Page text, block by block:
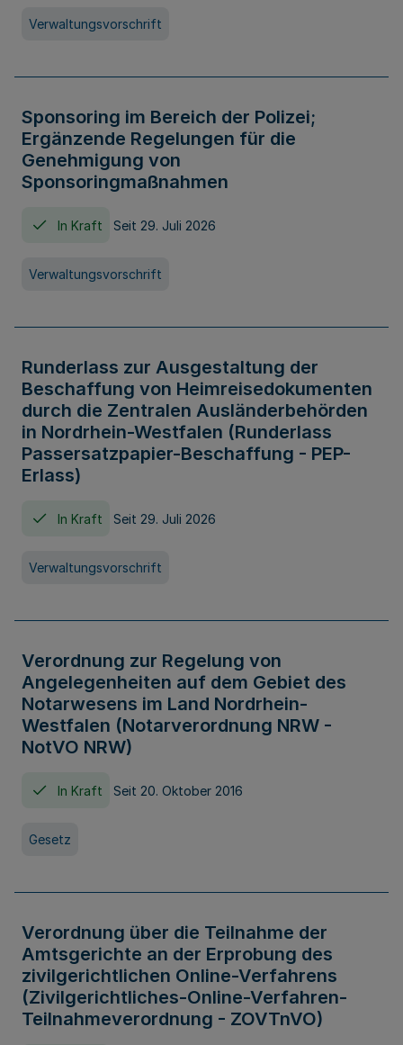
Verwaltungsvorschrift
Sponsoring im Bereich der Polizei;
Ergänzende Regelungen für die
Genehmigung von
Sponsoringmaßnahmen
In Kraft Seit 29. Juli 2026
Verwaltungsvorschrift
Runderlass zur Ausgestaltung der
Beschaffung von Heimreisedokumenten
durch die Zentralen Ausländerbehörden
in Nordrhein-Westfalen (Runderlass
Passersatzpapier-Beschaffung - PEP-
Erlass)
In Kraft Seit 29. Juli 2026
Verwaltungsvorschrift
Verordnung zur Regelung von
Angelegenheiten auf dem Gebiet des
Notarwesens im Land Nordrhein-
Westfalen (Notarverordnung NRW -
NotVO NRW)
In Kraft Seit 20. Oktober 2016
Gesetz
Verordnung über die Teilnahme der
Amtsgerichte an der Erprobung des
zivilgerichtlichen Online-Verfahrens
(Zivilgerichtliches-Online-Verfahren-
Teilnahmeverordnung - ZOVTnVO)